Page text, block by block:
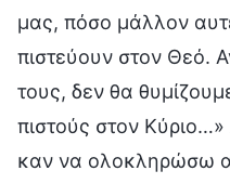
μας, πόσο μάλλον
πιστεύουν στον Θεό.
τους, δεν θα
πιστούς στον
καν να ολοκληρώσω